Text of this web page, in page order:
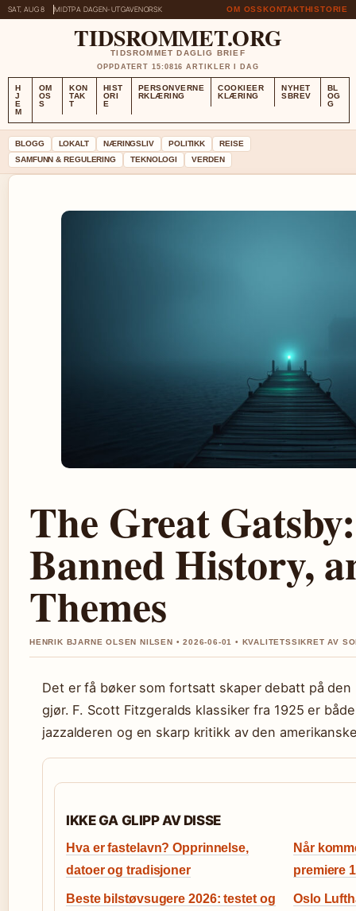
SAT, AUG 8 MIDTPA DAGEN-UTGAVENORSK OM OSSKONTAKTHISTORIE
TIDSROMMET.ORG
TIDSROMMET DAGLIG BRIEF
OPPDATERT 15:0816 ARTIKLER I DAG
H
J
E
M
OM
OS
S
KON
TAK
T
HIST
ORI
E
PERSONVERNE
RKLÆRING
COOKIEER
KLÆRING
NYHET
SBREV
BL
OG
G
BLOGG LOKALT NÆRINGSLIV POLITIKK
REISE
SAMFUNN & REGULERING
TEKNOLOGI VERDEN
The Great
Banned History,
Themes
HENRIK BJARNE OLSEN NILSEN • 2026-06-01 • KVALITETSSIKRET AV
Det er få bøker som fortsatt skaper debatt på
gjør. F. Scott Fitzgeralds klassiker fra 1925 er
jazzalderen og en skarp kritikk av den
IKKE GA GLIPP AV DISSE
Hva er fastelavn? Opprinnelse,
datoer og tradisjoner
Når
premiere
Beste bilstøvsugere 2026: testet og
Oslo